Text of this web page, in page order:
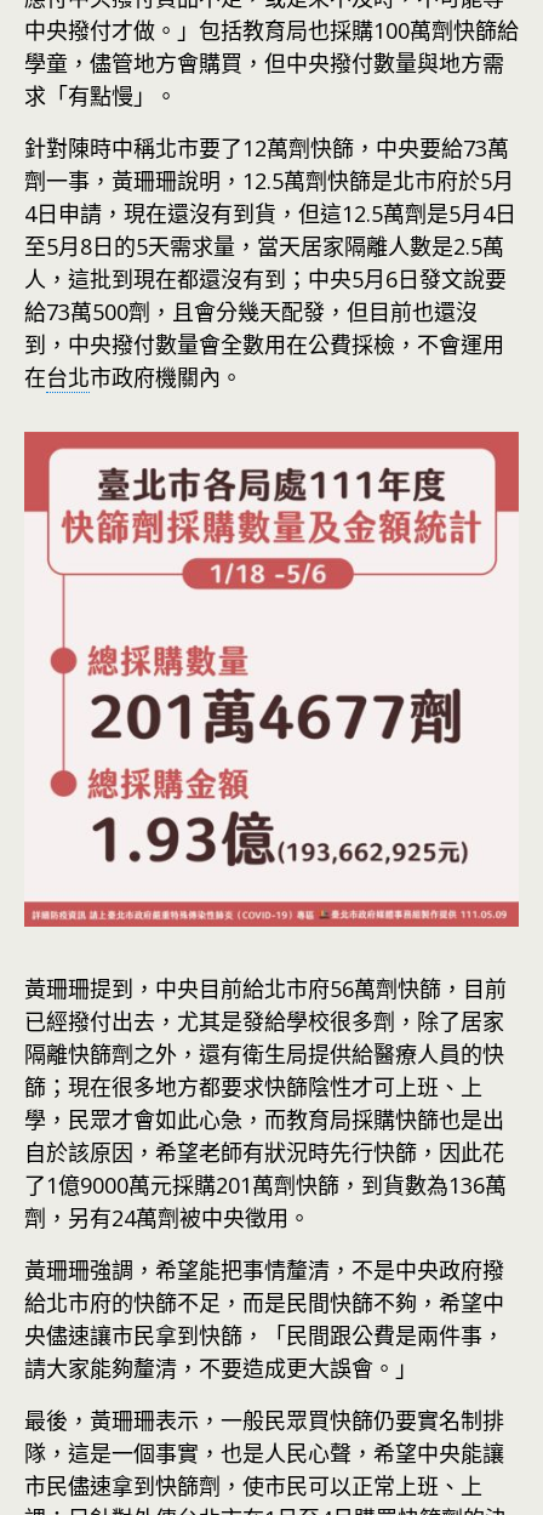
中央撥付才做。」包括教育局也採購100萬劑快篩給
學童，儘管地方會購買，但中央撥付數量與地方需
求「有點慢」。
針對陳時中稱北市要了12萬劑快篩，中央要給73萬
劑一事，黃珊珊說明，12.5萬劑快篩是北市府於5月
4日申請，現在還沒有到貨，但這12.5萬劑是5月4日
至5月8日的5天需求量，當天居家隔離人數是2.5萬
人，這批到現在都還沒有到；中央5月6日發文說要
給73萬500劑，且會分幾天配發，但目前也還沒
到，中央撥付數量會全數用在公費採檢，不會運用
在台北市政府機關內。
黃珊珊提到，中央目前給北市府56萬劑快篩，目前
已經撥付出去，尤其是發給學校很多劑，除了居家
隔離快篩劑之外，還有衛生局提供給醫療人員的快
篩；現在很多地方都要求快篩陰性才可上班、上
學，民眾才會如此心急，而教育局採購快篩也是出
自於該原因，希望老師有狀況時先行快篩，因此花
了1億9000萬元採購201萬劑快篩，到貨數為136萬
劑，另有24萬劑被中央徵用。
黃珊珊強調，希望能把事情釐清，不是中央政府撥
給北市府的快篩不足，而是民間快篩不夠，希望中
央儘速讓市民拿到快篩，「民間跟公費是兩件事，
請大家能夠釐清，不要造成更大誤會。」
最後，黃珊珊表示，一般民眾買快篩仍要實名制排
隊，這是一個事實，也是人民心聲，希望中央能讓
市民儘速拿到快篩劑，使市民可以正常上班、上